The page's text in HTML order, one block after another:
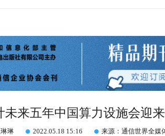
来五年中国算力设施会迎
琳 2022.05.18 15:16 来源：通信世界全媒